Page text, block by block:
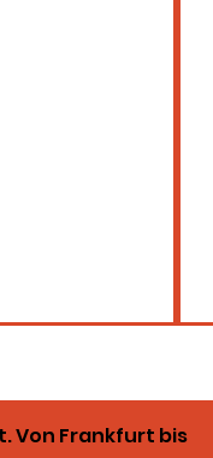
Von Frankfurt bis